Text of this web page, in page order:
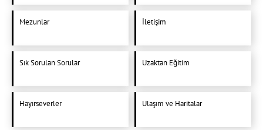
Mezunlar İletişim
Sık Sorulan Sorular Uzaktan Eğitim
Hayırseverler Ulaşım ve Haritalar